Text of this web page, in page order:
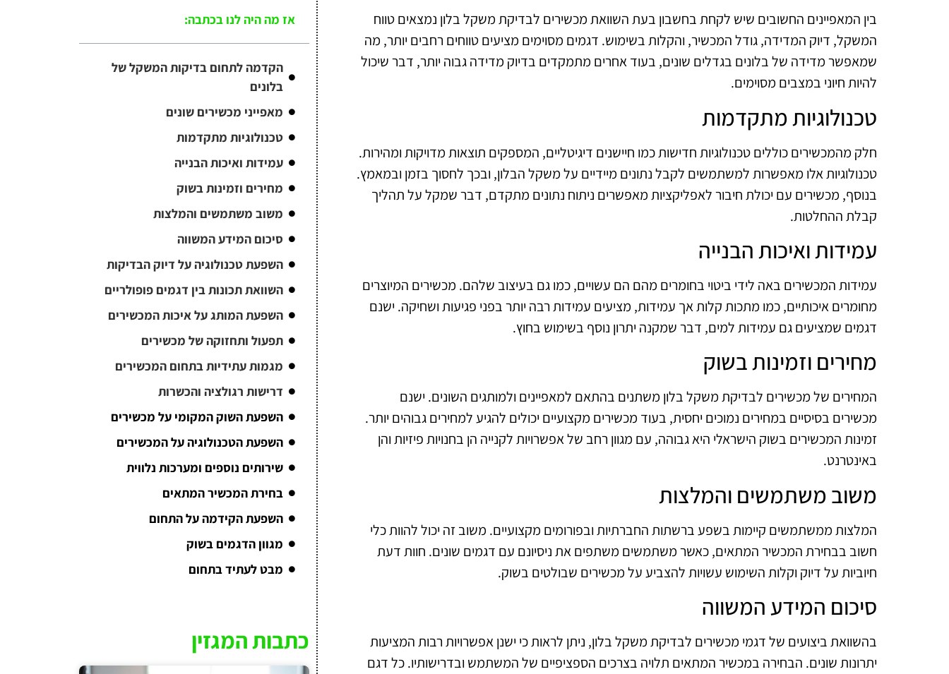
בין המאפיינים החשובים שיש לקחת בחשבון בעת השוואת מכשירים לבדיקת משקל בלון נמצאים טווח
המשקל, דיוק המדידה, גודל המכשיר, והקלות בשימוש. דגמים מסוימים מציעים טווחים רחבים יותר, מה
שמאפשר מדידה של בלונים בגדלים שונים, בעוד אחרים מתמקדים בדיוק מדידה גבוה יותר, דבר שיכול
להיות חיוני במצבים מסוימים.
טכנולוגיות מתקדמות
חלק מהמכשירים כוללים טכנולוגיות חדישות כמו חיישנים דיגיטליים, המספקים תוצאות מדויקות ומהירות.
טכנולוגיות אלו מאפשרות למשתמשים לקבל נתונים מיידיים על משקל הבלון, ובכך לחסוך בזמן ובמאמץ.
בנוסף, מכשירים עם יכולת חיבור לאפליקציות מאפשרים ניתוח נתונים מתקדם, דבר שמקל על תהליך
קבלת ההחלטות.
עמידות ואיכות הבנייה
עמידות המכשירים באה לידי ביטוי בחומרים מהם הם עשויים, כמו גם בעיצוב שלהם. מכשירים המיוצרים
מחומרים איכותיים, כמו מתכות קלות אך עמידות, מציעים עמידות רבה יותר בפני פגיעות ושחיקה. ישנם
דגמים שמציעים גם עמידות למים, דבר שמקנה יתרון נוסף בשימוש בחוץ.
מחירים וזמינות בשוק
המחירים של מכשירים לבדיקת משקל בלון משתנים בהתאם למאפיינים ולמותגים השונים. ישנם
מכשירים בסיסיים במחירים נמוכים יחסית, בעוד מכשירים מקצועיים יכולים להגיע למחירים גבוהים יותר.
זמינות המכשירים בשוק הישראלי היא גבוהה, עם מגוון רחב של אפשרויות לקנייה הן בחנויות פיזיות והן
באינטרנט.
משוב משתמשים והמלצות
המלצות ממשתמשים קיימות בשפע ברשתות החברתיות ובפורומים מקצועיים. משוב זה יכול להוות כלי
חשוב בבחירת המכשיר המתאים, כאשר משתמשים משתפים את ניסיונם עם דגמים שונים. חוות דעת
חיוביות על דיוק וקלות השימוש עשויות להצביע על מכשירים שבולטים בשוק.
סיכום המידע המשווה
בהשוואת ביצועים של דגמי מכשירים לבדיקת משקל בלון, ניתן לראות כי ישנן אפשרויות רבות המציעות
יתרונות שונים. הבחירה במכשיר המתאים תלויה בצרכים הספציפיים של המשתמש ובדרישותיו. כל דגם
אז מה היה לנו בכתבה:
הקדמה לתחום בדיקות המשקל של
בלונים
מאפייני מכשירים שונים
טכנולוגיות מתקדמות
עמידות ואיכות הבנייה
מחירים וזמינות בשוק
משוב משתמשים והמלצות
סיכום המידע המשווה
השפעת טכנולוגיה על דיוק הבדיקות
השוואת תכונות בין דגמים פופולריים
השפעת המותג על איכות המכשירים
תפעול ותחזוקה של מכשירים
מגמות עתידיות בתחום המכשירים
דרישות רגולציה והכשרות
השפעת השוק המקומי על מכשירים
השפעת הטכנולוגיה על המכשירים
שירותים נוספים ומערכות נלווית
בחירת המכשיר המתאים
השפעת הקידמה על התחום
מגוון הדגמים בשוק
מבט לעתיד בתחום
כתבות המגזין